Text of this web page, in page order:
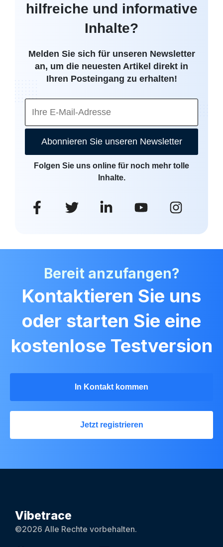
hilfreiche und informative
Inhalte?
Melden Sie sich für unseren Newsletter
an, um die neuesten Artikel direkt in
Ihren Posteingang zu erhalten!
Abonnieren Sie unseren Newsletter
Folgen Sie uns online für noch mehr tolle
Inhalte.
Bereit anzufangen?
Kontaktieren Sie uns
oder starten Sie eine
kostenlose Testversion
In Kontakt kommen
Jetzt registrieren
Vibetrace
©2026 Alle Rechte vorbehalten.